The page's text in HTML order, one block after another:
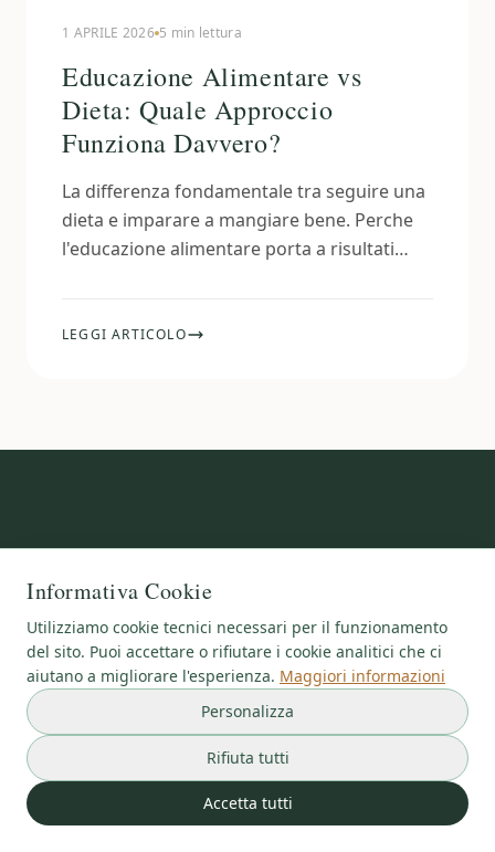
1 APRILE 2026 5 min lettura
Educazione Alimentare vs
Dieta: Quale Approccio
Funziona Davvero?
La differenza fondamentale tra seguire una
dieta e imparare a mangiare bene. Perche
l'educazione alimentare porta a risultati
LEGGI ARTICOLO
Hai trovato utile questo
articolo?
Prenota una consulenza per un percorso
nutrizionale personalizzato.
Prenota Consulenza
Informativa Cookie
Utilizziamo cookie tecnici necessari per il funzionamento
del sito. Puoi accettare o rifiutare i cookie analitici che ci
aiutano a migliorare l'esperienza. Maggiori informazioni
Personalizza
Rifiuta tutti
Accetta tutti